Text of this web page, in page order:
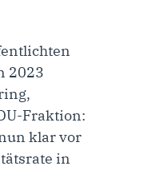
2023
Fraktion:
klar vor
in